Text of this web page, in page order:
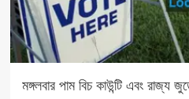
মঙ্গলবার পাম বিচ কাউন্টি এবং রাজ্য